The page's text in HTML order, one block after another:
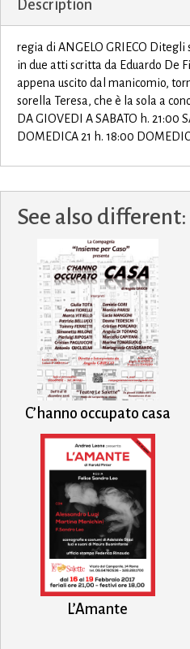
Description
regia di ANGELO GRIECO
in due atti scritta da Eduardo De
appena uscito dal manicomio,
sorella Teresa, che è la sola a
DA GIOVEDI A SABATO h. 21:00
DOMEDICA 21 h. 18:00
See also different:
C’hanno occupato casa
L’Amante